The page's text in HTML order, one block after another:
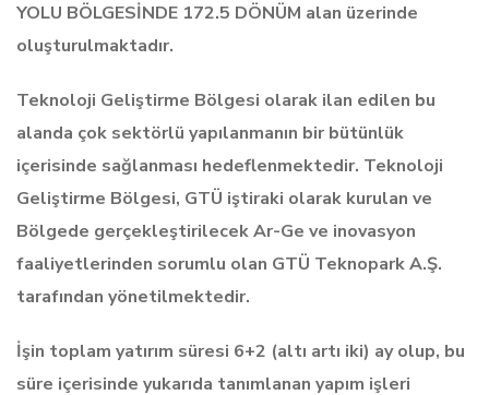
YOLU BÖLGESİNDE 172.5 DÖNÜM alan üzerinde
oluşturulmaktadır.
Teknoloji Geliştirme Bölgesi olarak ilan edilen bu
alanda çok sektörlü yapılanmanın bir bütünlük
içerisinde sağlanması hedeflenmektedir. Teknoloji
Geliştirme Bölgesi, GTÜ iştiraki olarak kurulan ve
Bölgede gerçekleştirilecek Ar-Ge ve inovasyon
faaliyetlerinden sorumlu olan GTÜ Teknopark A.Ş.
tarafından yönetilmektedir.
İşin toplam yatırım süresi 6+2 (altı artı iki) ay olup, bu
süre içerisinde yukarıda tanımlanan yapım işleri